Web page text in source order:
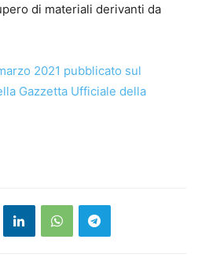
di materiali derivanti da
2021 pubblicato sul
Gazzetta Ufficiale della